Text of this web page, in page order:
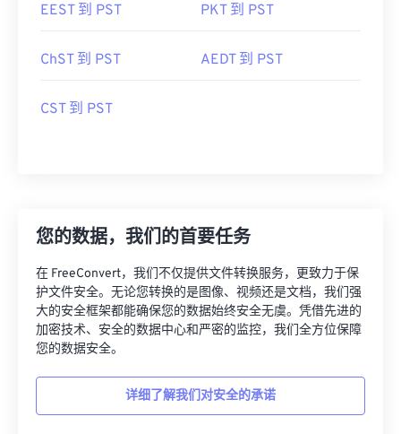
EEST 到 PST PKT 到 PST
ChST 到 PST AEDT 到 PST
CST 到 PST
您的数据，我们的首要任务
在 FreeConvert，我们不仅提供文件转换服务，更致力于保
护文件安全。无论您转换的是图像、视频还是文档，我们强
大的安全框架都能确保您的数据始终安全无虞。凭借先进的
加密技术、安全的数据中心和严密的监控，我们全方位保障
您的数据安全。
详细了解我们对安全的承诺